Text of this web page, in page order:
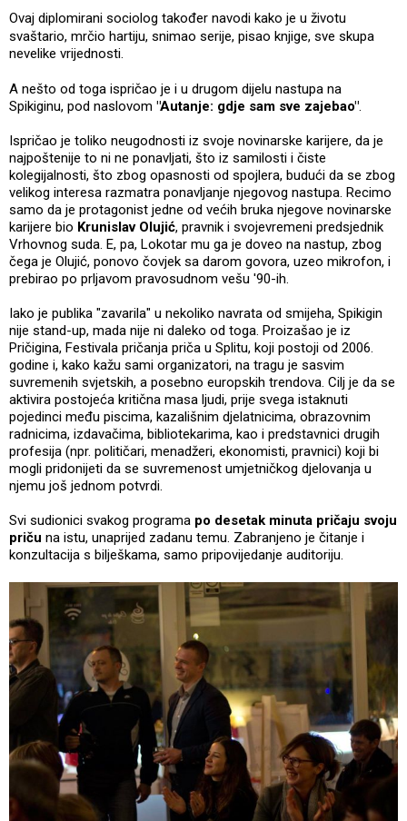
Ovaj diplomirani sociolog također navodi kako je u životu
svaštario, mrčio hartiju, snimao serije, pisao knjige, sve skupa
nevelike vrijednosti.
A nešto od toga ispričao je i u drugom dijelu nastupa na
Spikiginu, pod naslovom "Autanje: gdje sam sve zajebao".
Ispričao je toliko neugodnosti iz svoje novinarske karijere, da je
najpoštenije to ni ne ponavljati, što iz samilosti i čiste
kolegijalnosti, što zbog opasnosti od spojlera, budući da se zbog
velikog interesa razmatra ponavljanje njegovog nastupa. Recimo
samo da je protagonist jedne od većih bruka njegove novinarske
karijere bio Krunislav Olujić, pravnik i svojevremeni predsjednik
Vrhovnog suda. E, pa, Lokotar mu ga je doveo na nastup, zbog
čega je Olujić, ponovo čovjek sa darom govora, uzeo mikrofon, i
prebirao po prljavom pravosudnom vešu '90-ih.
Iako je publika "zavarila" u nekoliko navrata od smijeha, Spikigin
nije stand-up, mada nije ni daleko od toga. Proizašao je iz
Pričigina, Festivala pričanja priča u Splitu, koji postoji od 2006.
godine i, kako kažu sami organizatori, na tragu je sasvim
suvremenih svjetskih, a posebno europskih trendova. Cilj je da se
aktivira postojeća kritična masa ljudi, prije svega istaknuti
pojedinci među piscima, kazališnim djelatnicima, obrazovnim
radnicima, izdavačima, bibliotekarima, kao i predstavnici drugih
profesija (npr. političari, menadžeri, ekonomisti, pravnici) koji bi
mogli pridonijeti da se suvremenost umjetničkog djelovanja u
njemu još jednom potvrdi.
Svi sudionici svakog programa po desetak minuta pričaju svoju
priču na istu, unaprijed zadanu temu. Zabranjeno je čitanje i
konzultacija s bilješkama, samo pripovijedanje auditoriju.